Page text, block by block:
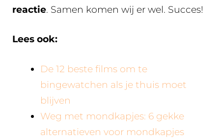
reactie. Samen komen wij er wel. Succes!
Lees ook:
De 12 beste films om te
bingewatchen als je thuis moet
blijven
Weg met mondkapjes: 6 gekke
alternatieven voor mondkapjes